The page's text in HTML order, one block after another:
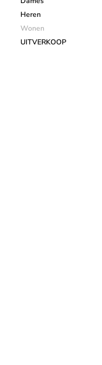
Heren
Wonen
UITVERKOOP